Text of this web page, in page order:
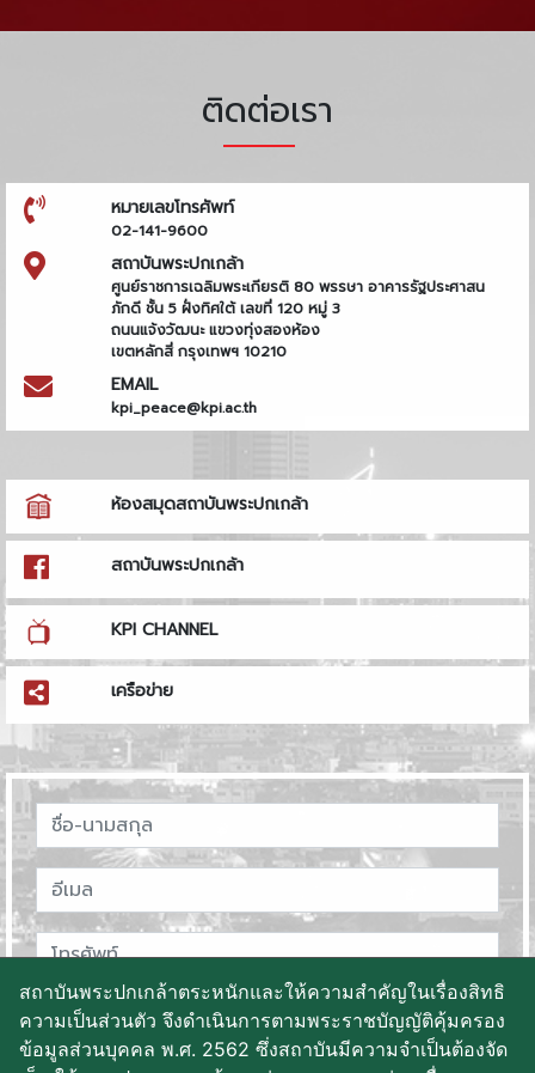
ติดต่อเรา
หมายเลขโทรศัพท์
02-141-9600
สถาบันพระปกเกล้า
ศูนย์ราชการเฉลิมพระเกียรติ 80 พรรษา อาคารรัฐประศาสน
ภักดี ชั้น 5 ฝั่งทิศใต้ เลขที่ 120 หมู่ 3
ถนนแจ้งวัฒนะ แขวงทุ่งสองห้อง
เขตหลักสี่ กรุงเทพฯ 10210
EMAIL
kpi_peace@kpi.ac.th
ห้องสมุดสถาบันพระปกเกล้า
สถาบันพระปกเกล้า
KPI CHANNEL
เครือข่าย
สถาบันพระปกเกล้าตระหนักและให้ความสำคัญในเรื่องสิทธิ
ความเป็นส่วนตัว จึงดำเนินการตามพระราชบัญญัติคุ้มครอง
ข้อมูลส่วนบุคคล พ.ศ. 2562 ซึ่งสถาบันมีความจำเป็นต้องจัด